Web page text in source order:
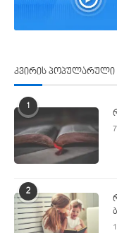
კვირის პოპულარული
1
2